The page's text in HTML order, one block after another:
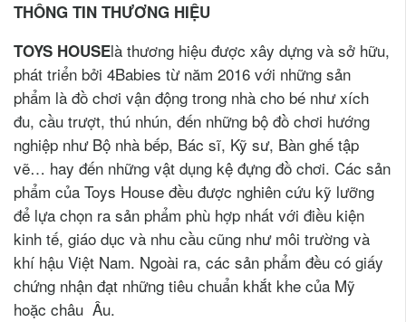
THÔNG TIN THƯƠNG HIỆU
TOYS HOUSElà thương hiệu được xây dựng và sở hữu,
phát triển bởi 4Babies từ năm 2016 với những sản
phẩm là đồ chơi vận động trong nhà cho bé như xích
đu, cầu trượt, thú nhún, đến những bộ đồ chơi hướng
nghiệp như Bộ nhà bếp, Bác sĩ, Kỹ sư, Bàn ghế tập
vẽ… hay đến những vật dụng kệ đựng đồ chơi. Các sản
phẩm của Toys House đều được nghiên cứu kỹ lưỡng
để lựa chọn ra sản phẩm phù hợp nhất với điều kiện
kinh tế, giáo dục và nhu cầu cũng như môi trường và
khí hậu Việt Nam. Ngoài ra, các sản phẩm đều có giấy
chứng nhận đạt những tiêu chuẩn khắt khe của Mỹ
hoặc châu Âu.